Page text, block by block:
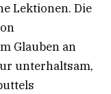
Lektionen. Die
Glauben an
unterhaltsam,